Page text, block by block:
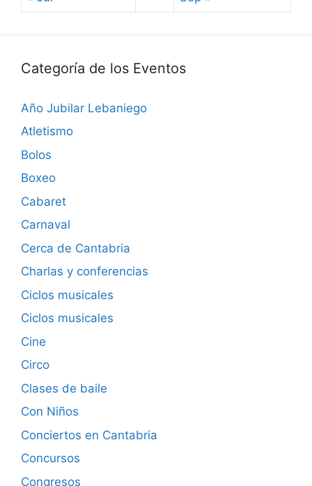
Categoría de los Eventos
Año Jubilar Lebaniego
Atletismo
Bolos
Boxeo
Cabaret
Carnaval
Cerca de Cantabria
Charlas y conferencias
Ciclos musicales
Ciclos musicales
Cine
Circo
Clases de baile
Con Niños
Conciertos en Cantabria
Concursos
Congresos